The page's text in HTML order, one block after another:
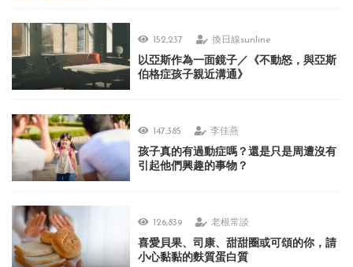
152,237 換日線sunline
以亞斯作為一面鏡子／《不動怒，與亞斯
伯格症孩子親近溝通》
147,385 李佳燕
孩子真的有過動症嗎？還是只是周遭沒有
引起他們興趣的事物？
126,839 老根常談
喜愛貝果、司康、甜甜圈或可頌的你，請
小心黏黏的麩質蛋白質